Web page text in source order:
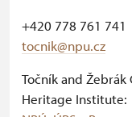
+420 778 761 741
tocnik@npu.cz
Točník and Žebrák
Heritage Institute: